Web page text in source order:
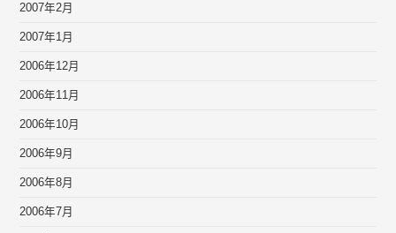
2007年2月
2007年1月
2006年12月
2006年11月
2006年10月
2006年9月
2006年8月
2006年7月